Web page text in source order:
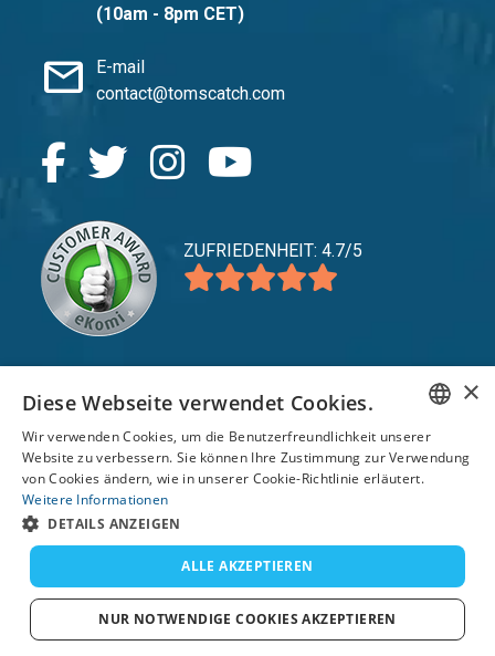
(10am - 8pm CET)
mail
E-mail
contact@tomscatch.com
ZUFRIEDENHEIT: 4.7/5
Service expand_more
Entdecken Sie expand_more
Support
© 2026 TomsCatch Charters & Guides S.L. Alle
Rechte vorbehalten.
ENGLISH
FRENCH
SPANISH
×
Diese Webseite verwendet Cookies.
Wir verwenden Cookies, um die Benutzerfreundlichkeit unserer
Website zu verbessern. Sie können Ihre Zustimmung zur Verwendung
von Cookies ändern, wie in unserer Cookie-Richtlinie erläutert.
Weitere Informationen
DETAILS ANZEIGEN
ALLE AKZEPTIEREN
NUR NOTWENDIGE COOKIES AKZEPTIEREN